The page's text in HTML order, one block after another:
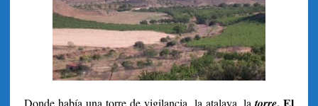
Donde había una torre de vigilancia, la atalaya, la . El